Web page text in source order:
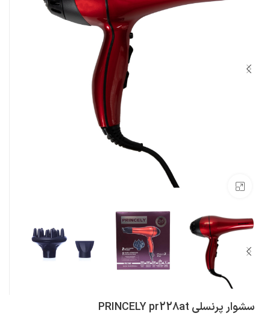
بزرگنمایی تصویر
سشوار پرنسلی PRINCELY pr228at